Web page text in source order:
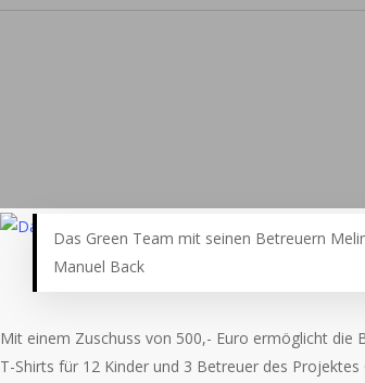
Das Green Team mit seinen Betreuern
Manuel Back
Mit einem Zuschuss von 500,- Euro ermöglicht die
T-Shirts für 12 Kinder und 3 Betreuer des Projektes